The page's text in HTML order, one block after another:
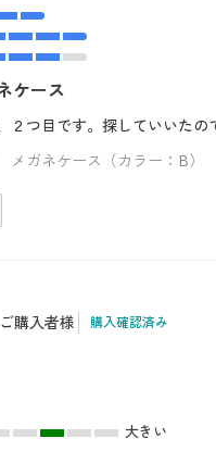
ケース
２つ目です。探していいたの
ガネケース（カラー：B）
ご購入者様 購入確認済み
大きい